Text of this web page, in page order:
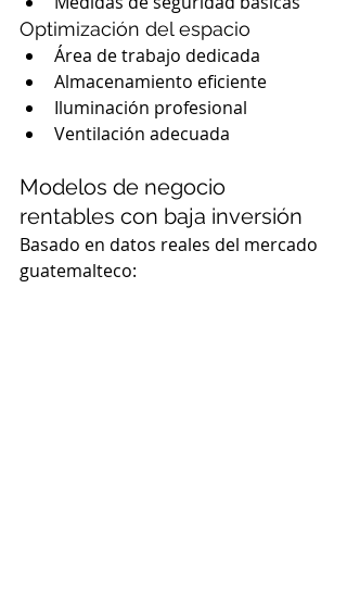
Optimización del espacio
Área de trabajo dedicada
Almacenamiento eficiente
Iluminación profesional
Ventilación adecuada
Modelos de negocio
rentables con baja inversión
Basado en datos reales del mercado
guatemalteco: